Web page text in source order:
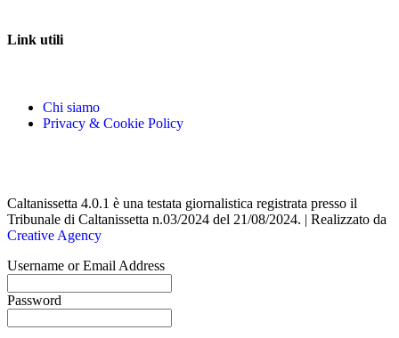
Link utili
Chi siamo
Privacy & Cookie Policy
Caltanissetta 4.0.1 è una testata giornalistica registrata presso il
Tribunale di Caltanissetta n.03/2024 del 21/08/2024. | Realizzato da
Creative Agency
Username or Email Address
Password